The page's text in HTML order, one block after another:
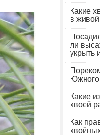
Какие
в живой
ли
укрыть
Южного
Какие
хвоей
Как